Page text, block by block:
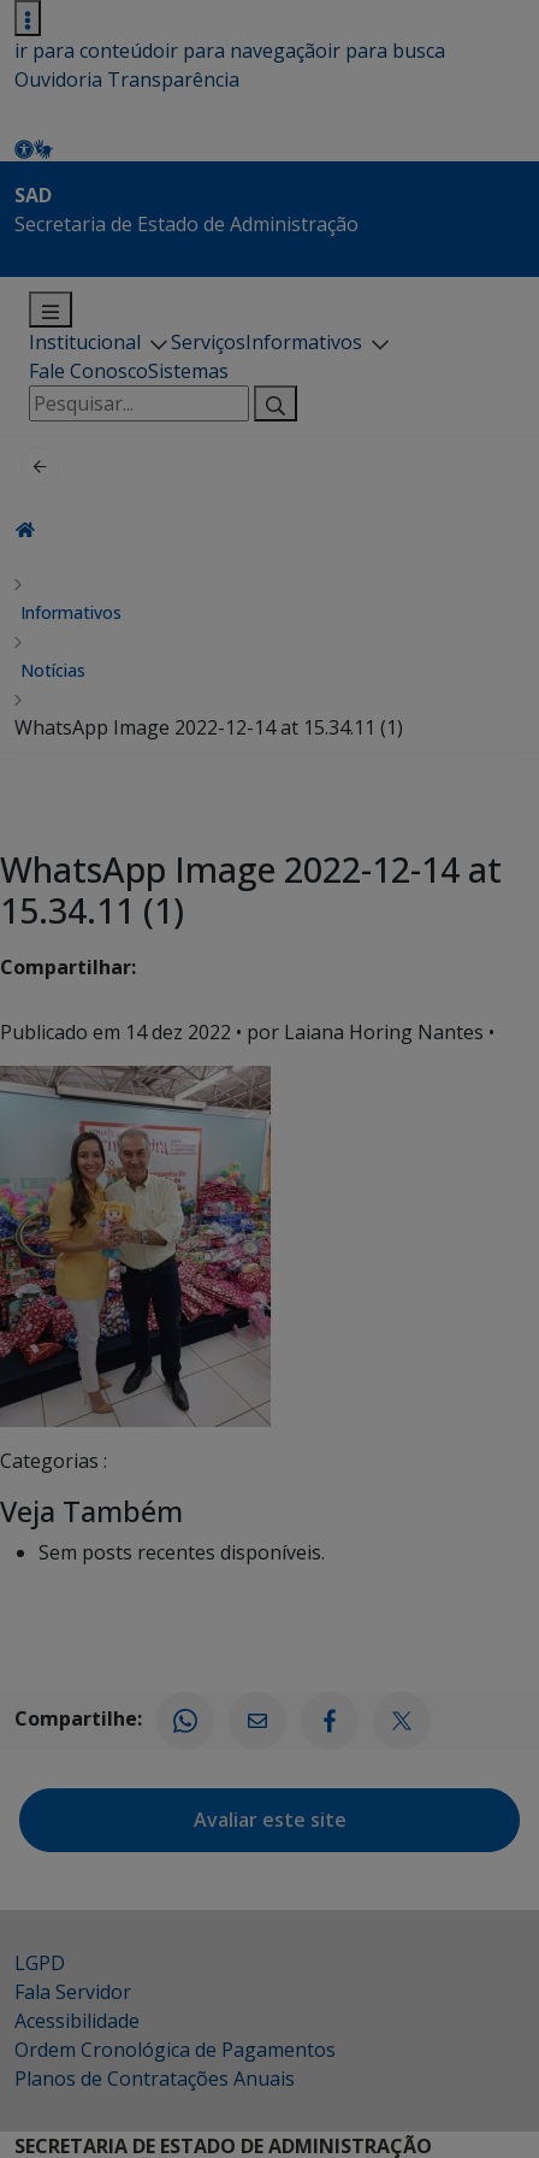
ir para conteúdoir para navegaçãoir para busca
Ouvidoria Transparência
SAD
Secretaria de Estado de Administração
Institucional ServiçosInformativos
Fale ConoscoSistemas
Pesquisar
por:
Informativos
Notícias
WhatsApp Image 2022-12-14 at 15.34.11 (1)
WhatsApp Image 2022-12-14 at
15.34.11 (1)
Compartilhar:
Publicado em 14 dez 2022 • por Laiana Horing Nantes •
Categorias :
Veja Também
Sem posts recentes disponíveis.
Compartilhe:
Avaliar este site
LGPD
Fala Servidor
Acessibilidade
Ordem Cronológica de Pagamentos
Planos de Contratações Anuais
SECRETARIA DE ESTADO DE ADMINISTRAÇÃO